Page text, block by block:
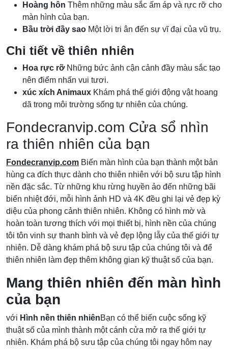
Hoàng hôn Thêm những màu sắc ấm áp và rực rỡ cho
màn hình của bạn.
Bầu trời đầy sao Một lời tri ân đến sự vĩ đại của vũ trụ.
Chi tiết về thiên nhiên
Hoa rực rỡNhững bức ảnh cận cảnh đầy màu sắc tạo
nên điểm nhấn vui tươi.
xúc xích Animaux Khám phá thế giới động vật hoang
dã trong môi trường sống tự nhiên của chúng.
Fondecranvip.com Cửa sổ nhìn
ra thiên nhiên của bạn
Fondecranvip.com Biến màn hình của bạn thành một bản
hùng ca đích thực dành cho thiên nhiên với bộ sưu tập hình
nền đặc sắc. Từ những khu rừng huyền ảo đến những bãi
biển nhiệt đới, mỗi hình ảnh HD và 4K đều ghi lại vẻ đẹp kỳ
diệu của phong cảnh thiên nhiên. Không có hình mờ và
hoàn toàn tương thích với mọi thiết bị, hình nền của chúng
tôi tôn vinh sự thanh bình và vẻ đẹp lộng lẫy của thế giới tự
nhiên. Dễ dàng khám phá bộ sưu tập của chúng tôi và để
thiên nhiên làm đẹp thêm không gian kỹ thuật số của bạn.
Mang thiên nhiên đến màn hình
của bạn
với Hình nền thiên nhiênBạn có thể biến cuộc sống kỹ
thuật số của mình thành một cánh cửa mở ra thế giới tự
nhiên. Khám phá bộ sưu tập của chúng tôi ngay hôm nay